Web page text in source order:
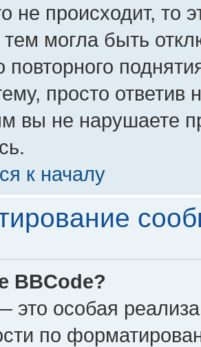
не происходит, то
тем могла быть
повторного
просто ответив
вы не нарушаете
к началу
BBCode?
это особая
по